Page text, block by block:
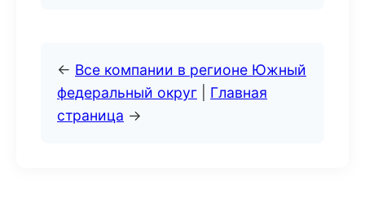
← Все компании в регионе Южный
федеральный округ
Главная
страница →